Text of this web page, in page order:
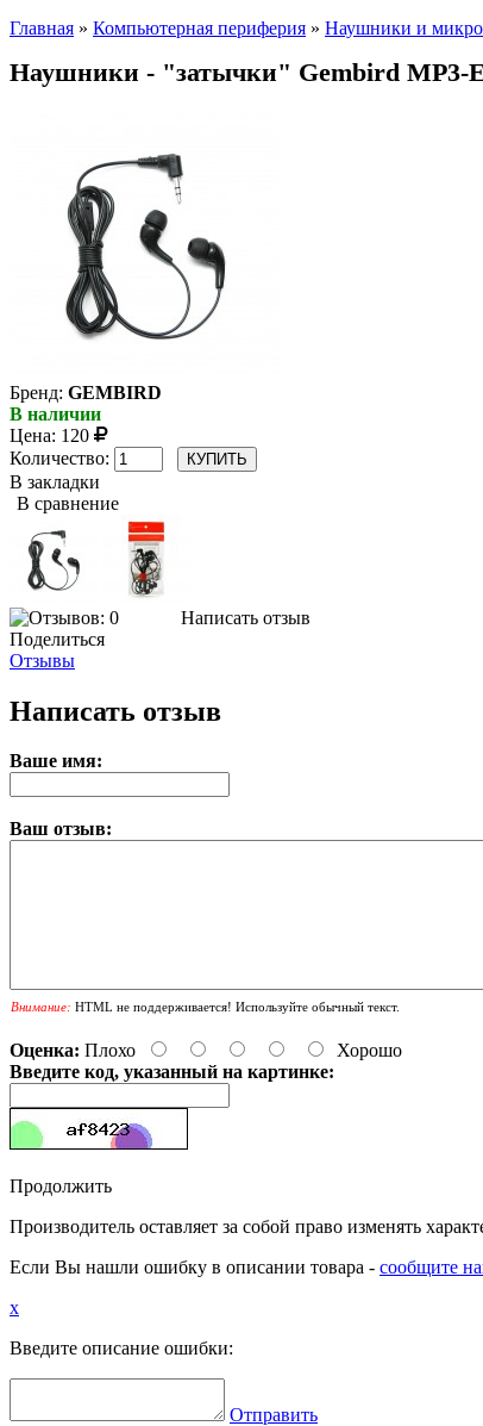
Главная » Компьютерная периферия » Наушники и
Наушники - "затычки" Gembird MP3-
Бренд: GEMBIRD
В наличии
Цена: 120
Количество:
В закладки
В сравнение
Написать отзыв
Поделиться
Отзывы
Написать отзыв
Ваше имя:
Ваш отзыв:
Внимание: HTML не поддерживается! Используйте обычный текст.
Оценка: Плохо
Хорошо
Введите код, указанный на картинке:
Продолжить
Производитель оставляет за собой право изменять
Если Вы нашли ошибку в описании товара - сообщите
x
Введите описание ошибки:
Отправить